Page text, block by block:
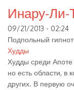
Инару-Ли-
09/21/2013 - 02:24
Подпольный гипнот
Худды
Худды среди Апоте
но есть области, в
других. В первую